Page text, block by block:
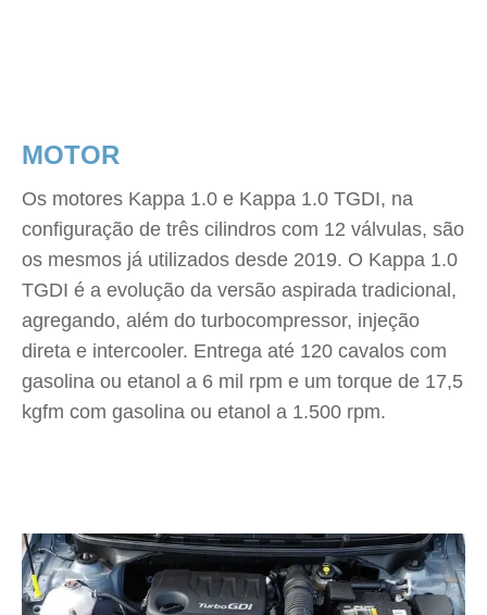
MOTOR
Os motores Kappa 1.0 e Kappa 1.0 TGDI, na
configuração de três cilindros com 12 válvulas, são
os mesmos já utilizados desde 2019. O Kappa 1.0
TGDI é a evolução da versão aspirada tradicional,
agregando, além do turbocompressor, injeção
direta e intercooler. Entrega até 120 cavalos com
gasolina ou etanol a 6 mil rpm e um torque de 17,5
kgfm com gasolina ou etanol a 1.500 rpm.